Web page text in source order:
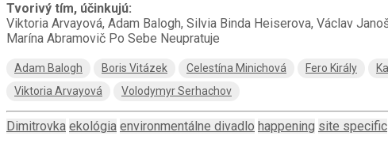
Tvorivý tím, účinkujú:
Viktoria Arvayová, Adam Balogh, Silvia Binda Heiserova, Václav
Marína Abramovič Po Sebe Neupratuje
Adam Balogh Boris Vitázek Celestína Minichová Fero Király
Viktoria Arvayová
Volodymyr Serhachov
Dimitrovka ekológia environmentálne divadlo happening site specific